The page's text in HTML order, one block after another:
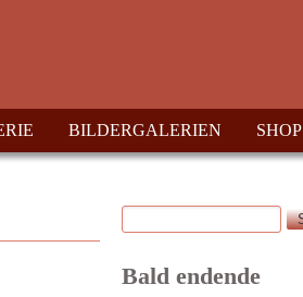
BILDERGALERIEN SHOP
Suchformular
Suche
Bald endende